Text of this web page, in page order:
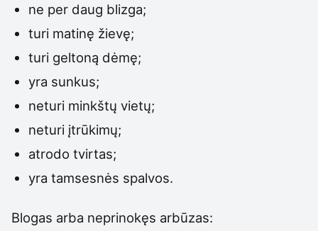
ne per daug blizga;
turi matinę žievę;
turi geltoną dėmę;
yra sunkus;
neturi minkštų vietų;
neturi įtrūkimų;
atrodo tvirtas;
yra tamsesnės spalvos.
Blogas arba neprinokęs arbūzas: